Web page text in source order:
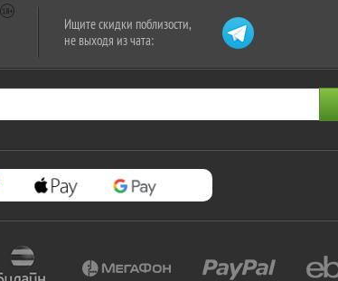
Ищите скидки поблизости,
не выходя из чата: